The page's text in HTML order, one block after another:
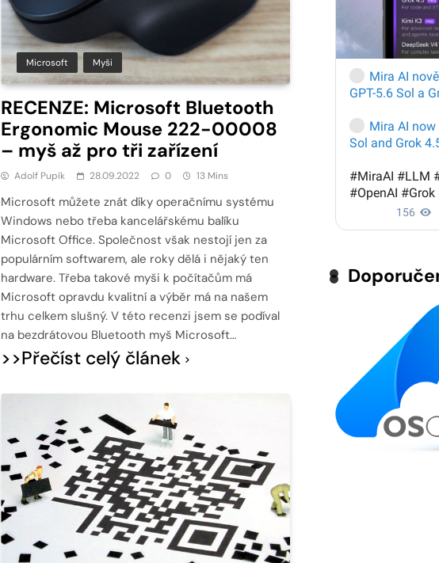
Microsoft Myši
RECENZE: Microsoft Bluetooth
Ergonomic Mouse 222-00008
– myš až pro tři zařízení
Adolf Pupík 28.09.2022 0 13 Mins
Microsoft můžete znát díky operačnímu systému
Windows nebo třeba kancelářskému balíku
Microsoft Office. Společnost však nestojí jen za
populárním softwarem, ale roky dělá i nějaký ten
hardware. Třeba takové myši k počítačům má
Microsoft opravdu kvalitní a výběr má na našem
trhu celkem slušný. V této recenzi jsem se podíval
na bezdrátovou Bluetooth myš Microsoft…
>>Přečíst celý článek